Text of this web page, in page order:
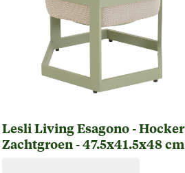
Lesli Living Esagono -
Zachtgroen - 47.5x41.5x48 cm